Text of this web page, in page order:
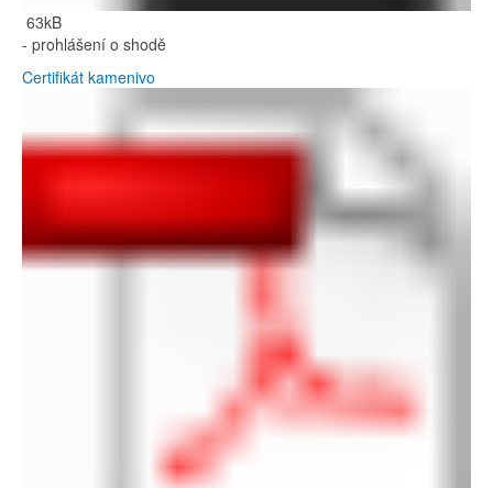
63kB
- prohlášení o shodě
Certifikát kamenivo